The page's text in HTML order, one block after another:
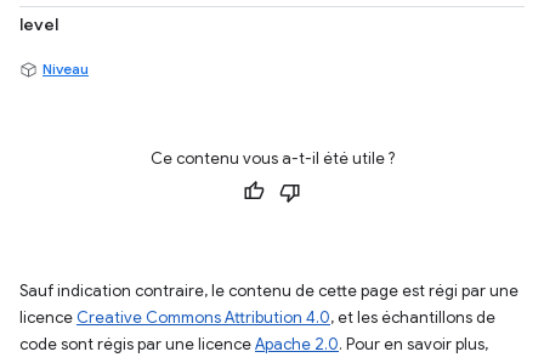
level
Niveau
Ce contenu vous a-t-il été utile ?
Sauf indication contraire, le contenu de cette page est régi par une
licence Creative Commons Attribution 4.0, et les échantillons de
code sont régis par une licenceApache 2.0. Pour en savoir plus,